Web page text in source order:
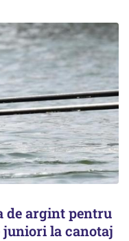
de argint pentru
juniori la canotaj